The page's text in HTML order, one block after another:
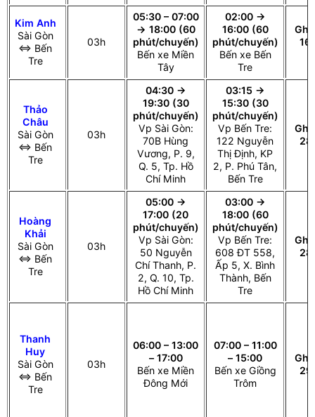
Kim Anh
Sài Gòn
⇔ Bến
Tre
03h
05:30 – 07:00
→ 18:00 (60
phút/chuyến)
Bến xe Miền
Tây
02:00 →
16:00 (60
phút/chuyến)
Bến xe Bến
Tre
16
Thảo
Châu
Sài Gòn
⇔ Bến
Tre
03h
04:30 →
19:30 (30
phút/chuyến)
Vp Sài Gòn:
70B Hùng
Vương, P. 9,
Q. 5, Tp. Hồ
Chí Minh
03:15 →
15:30 (30
phút/chuyến)
Vp Bến Tre:
122 Nguyễn
Thị Định, KP
2, P. Phú Tân,
Bến Tre
28
Hoàng
Khải
Sài Gòn
⇔ Bến
Tre
03h
05:00 →
17:00 (20
phút/chuyến)
Vp Sài Gòn:
50 Nguyễn
Chí Thanh, P.
2, Q. 10, Tp.
Hồ Chí Minh
03:00 →
18:00 (60
phút/chuyến)
Vp Bến Tre:
608 ĐT 558,
Ấp 5, X. Bình
Thành, Bến
Tre
28
Thanh
Huy
Sài Gòn
⇔ Bến
Tre
03h
06:00 – 13:00
– 17:00
Bến xe Miền
Đông Mới
07:00 – 11:00
– 15:00
Bến xe Giồng
Trôm
29